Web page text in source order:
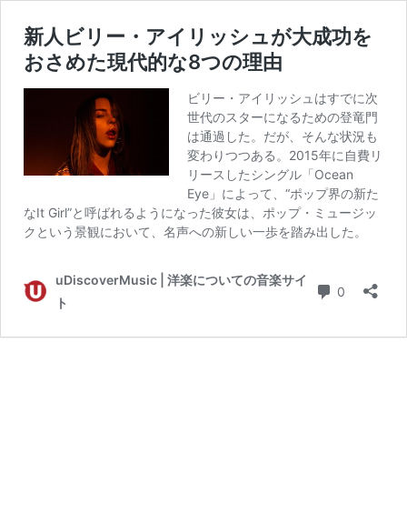
新人ビリー・アイリッシュが大成功を
おさめた現代的な8つの理由
ビリー・アイリッシュはすでに次
世代のスターになるための登竜門
は通過した。だが、そんな状況も
変わりつつある。2015年に自費リ
リースしたシングル「Ocean
Eye」によって、“ポップ界の新た
なIt Girl”と呼ばれるようになった彼女は、ポップ・ミュージッ
クという景観において、名声への新しい一歩を踏み出した。
uDiscoverMusic | 洋楽についての音楽サイ
ト
0 コメント